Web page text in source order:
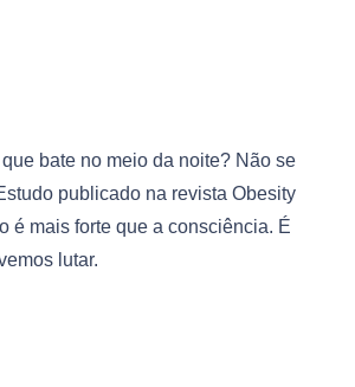
bate no meio da noite? Não se
publicado na revista Obesity
é mais forte que a consciência. É
lutar.